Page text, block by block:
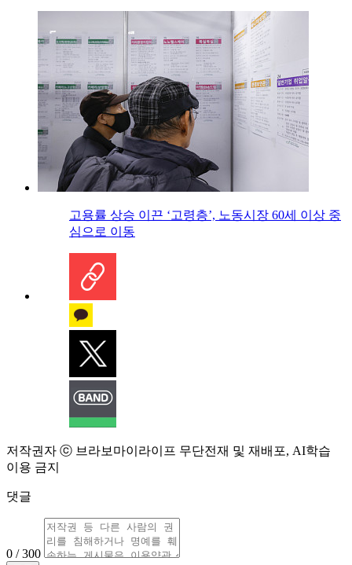
고용률 상승 이끈 ‘고령층’, 노동시장 60세 이상 중
심으로 이동
저작권자 ⓒ 브라보마이라이프 무단전재 및 재배포, AI학습
이용 금지
댓글
0 / 300